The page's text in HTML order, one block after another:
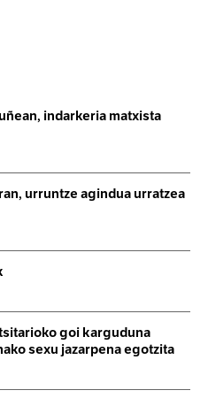
indarkeria matxista
urruntze agindua urratzea
goi karguduna
sexu jazarpena egotzita